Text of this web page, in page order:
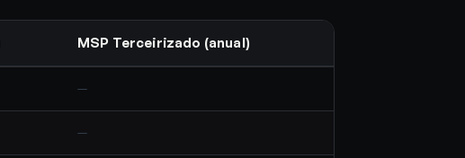
MSP Terceirizado (anual)
—
—